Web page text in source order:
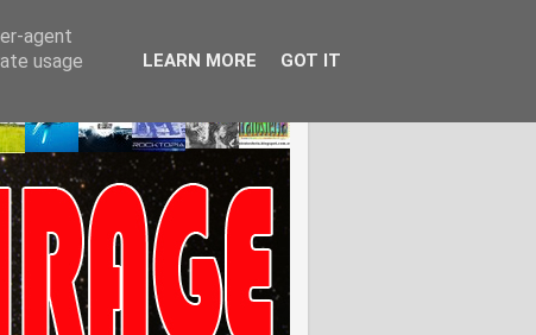
agent
usage
LEARN MORE GOT IT